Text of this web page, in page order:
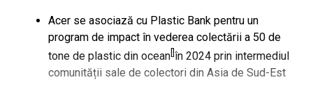
Acer se asociază cu Plastic Bank pentru un
program de impact în vederea colectării a 50 de
tone de plastic din ocean[]în 2024 prin intermediul
comunității sale de colectori din Asia de Sud-Est